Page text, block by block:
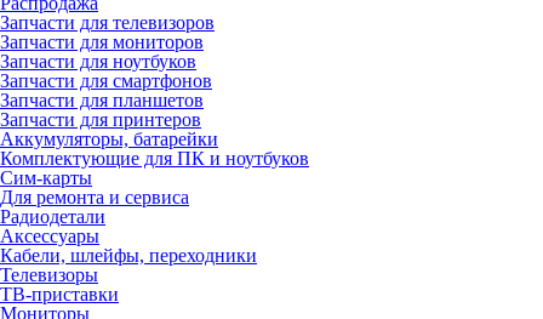
Запчасти для телевизоров
Запчасти для мониторов
Запчасти для ноутбуков
Запчасти для смартфонов
Запчасти для планшетов
Запчасти для принтеров
Аккумуляторы, батарейки
Комплектующие для ПК и ноутбуков
Сим-карты
Для ремонта и сервиса
Радиодетали
Аксессуары
Кабели, шлейфы, переходники
Телевизоры
ТВ-приставки
Мониторы